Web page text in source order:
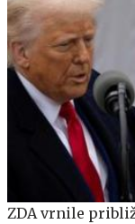
ZDA vrnile